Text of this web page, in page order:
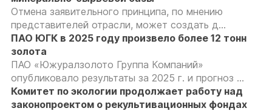
Отмена заявительного принципа, по мнению
представителей отрасли, может создать д...
ПАО ЮГК в 2025 году произвело более 12 тонн
золота
ПАО «Южуралзолото Группа Компаний»
опубликовало результаты за 2025 г. и прогноз ...
Комитет по экологии продолжает работу над
законопроектом о рекультивационных фондах